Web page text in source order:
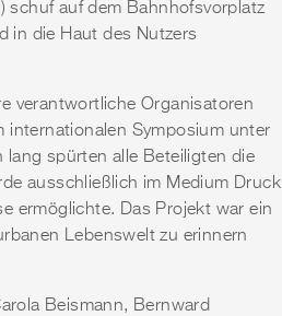
schuf auf dem Bahnhofsvorplatz
in die Haut des Nutzers
verantwortliche Organisatoren
internationalen Symposium unter
lang spürten alle Beteiligten die
ausschließlich im Medium Druck
ermöglichte. Das Projekt war ein
Lebenswelt zu erinnern
Beismann, Bernward